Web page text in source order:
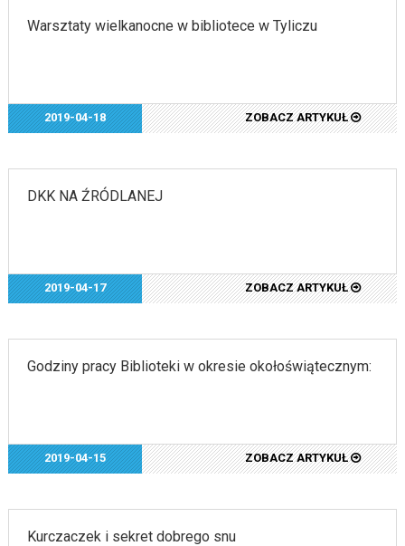
Warsztaty wielkanocne w bibliotece w Tyliczu
2019-04-18 ZOBACZ ARTYKUŁ
DKK NA ŹRÓDLANEJ
2019-04-17 ZOBACZ ARTYKUŁ
Godziny pracy Biblioteki w okresie okołoświątecznym:
2019-04-15 ZOBACZ ARTYKUŁ
Kurczaczek i sekret dobrego snu